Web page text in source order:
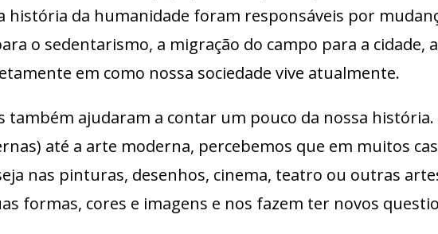
história da humanidade foram responsáveis por
o sedentarismo, a migração do campo para a cidade,
em como nossa sociedade vive atualmente.
também ajudaram a contar um pouco da nossa
até a arte moderna, percebemos que em muitos
nas pinturas, desenhos, cinema, teatro ou outras
formas, cores e imagens e nos fazem ter novos